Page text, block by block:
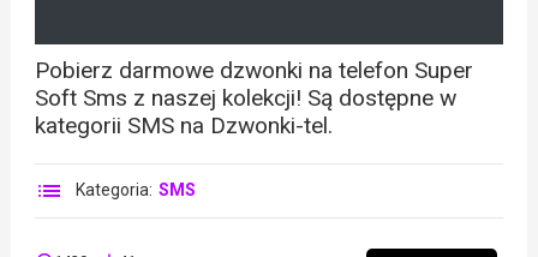
Pobierz darmowe dzwonki na telefon Super
Soft Sms z naszej kolekcji! Są dostępne w
kategorii SMS na Dzwonki-tel.
Kategoria: SMS